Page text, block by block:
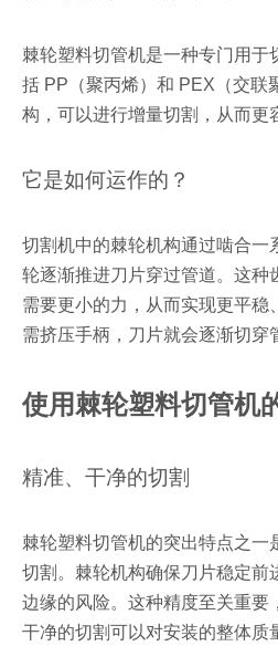
棘轮塑料切管机是一种专门用于
括 PP（聚丙烯）和 PEX（交联
构，可以进行增量切割，从而更
它是如何运作的？
切割机中的棘轮机构通过啮合一
轮逐渐推进刀片穿过管道。这种
需要更小的力，从而实现更平稳
需挤压手柄，刀片就会逐渐切穿
使用棘轮塑料切管机
精准、干净的切割
棘轮塑料切管机的突出特点之一
切割。棘轮机构确保刀片稳定前
边缘的风险。这种精度至关重要
干净的切割可以对安装的整体质